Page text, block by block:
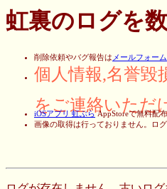
虹裏のログを
削除依頼やバグ報告はメールフォーム
個人情報,名誉毀
をご連絡いただ
iOSアプリ 虹ぶらAppStoreで無料配
画像の取得は行っておりません。ロ